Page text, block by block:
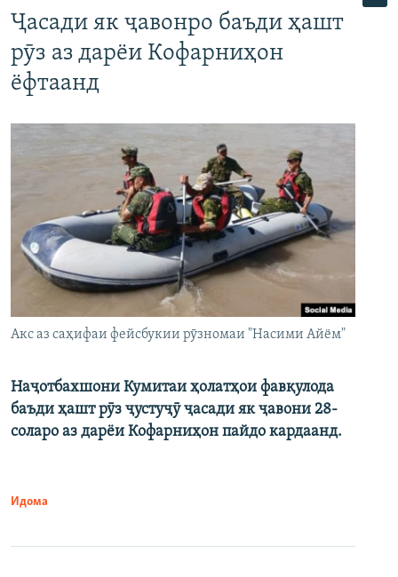
Ҷасади як ҷавонро баъди ҳашт
рӯз аз дарёи Кофарниҳон
ёфтаанд
Акс аз саҳифаи фейсбукии рӯзномаи "Насими Айём"
Наҷотбахшони Кумитаи ҳолатҳои фавқулода
баъди ҳашт рӯз ҷустуҷӯ ҷасади як ҷавони 28-
соларо аз дарёи Кофарниҳон пайдо кардаанд.
Идома